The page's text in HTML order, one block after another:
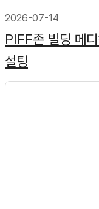
2026-07-14
PIFF존 빌딩 메
설팅